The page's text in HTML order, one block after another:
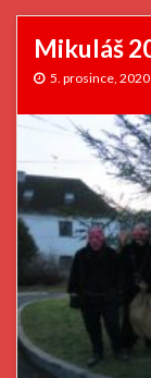
Mikuláš
5. prosince, 2020